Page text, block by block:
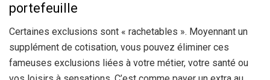
portefeuille
Certaines exclusions sont « rachetables ». Moyennant un
supplément de cotisation, vous pouvez éliminer ces
fameuses exclusions liées à votre métier, votre santé ou